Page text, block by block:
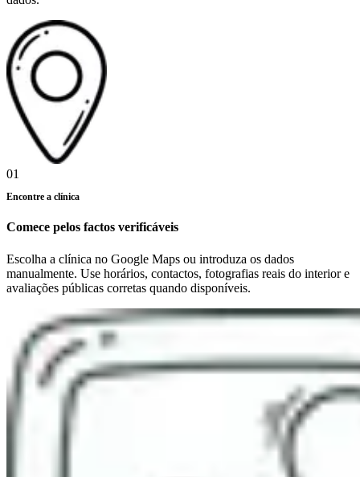
01
Encontre a clínica
Comece pelos factos verificáveis
Escolha a clínica no Google Maps ou introduza os dados
manualmente. Use horários, contactos, fotografias reais do interior e
avaliações públicas corretas quando disponíveis.